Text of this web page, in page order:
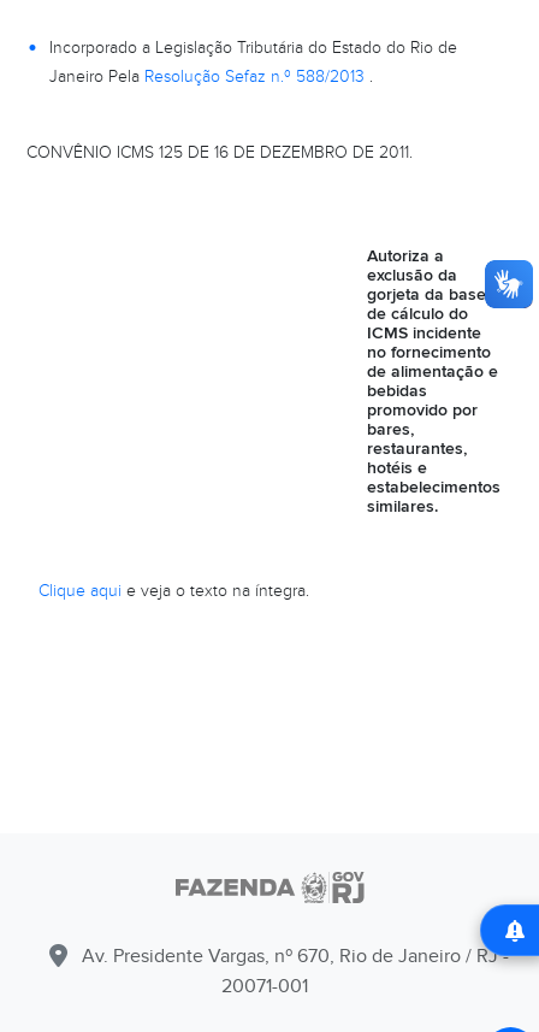
Incorporado a Legislação Tributária do Estado do Rio de
Janeiro Pela Resolução Sefaz n.º 588/2013 .
CONVÊNIO ICMS 125 DE 16 DE DEZEMBRO DE 2011.
Autoriza a
exclusão da
gorjeta da base
de cálculo do
ICMS incidente
no fornecimento
de alimentação e
bebidas
promovido por
bares,
restaurantes,
hotéis e
estabelecimentos
similares.
Clique aqui e veja o texto na íntegra.
Av. Presidente Vargas, nº 670, Rio de Janeiro / RJ -
20071-001